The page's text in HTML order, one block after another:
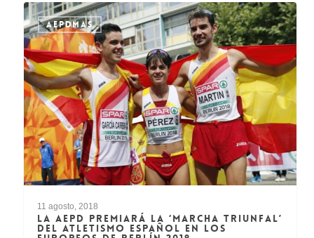
AEPDMAS
11 agosto, 2018
LA AEPD PREMIARÁ LA ‘MARCHA TRIUNFAL’
DEL ATLETISMO ESPAÑOL EN LOS